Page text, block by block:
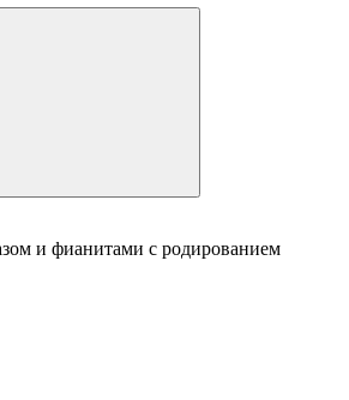
и фианитами с родированием